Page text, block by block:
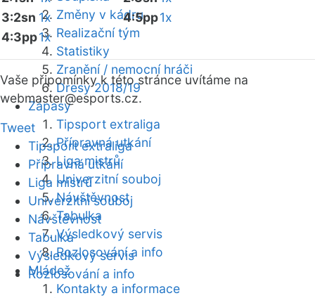
Změny v kádru
Realizační tým
Statistiky
Zranění / nemocní hráči
Dresy 2018/19
Zápasy
Tipsport extraliga
Přípravná utkání
Liga mistrů
Univerzitní souboj
Návštěvnost
Tabulka
Výsledkový servis
Rozlosování a info
Mládež
Kontakty a informace
3:2sn 1x
4:3pp1x
4:5pp1x
Vaše připomínky k této stránce uvítáme na
webmaster@esports.cz.
Tweet
Tipsport extraliga
Přípravná utkání
Liga mistrů
Univerzitní souboj
Návštěvnost
Tabulka
Výsledkový servis
Rozlosování a info